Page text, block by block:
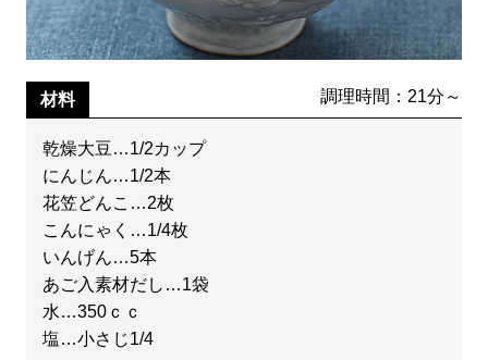
材料 調理時間：21分～
乾燥大豆…1/2カップ
にんじん…1/2本
花笠どんこ…2枚
こんにゃく…1/4枚
いんげん…5本
あご入素材だし…1袋
水…350ｃｃ
塩…小さじ1/4